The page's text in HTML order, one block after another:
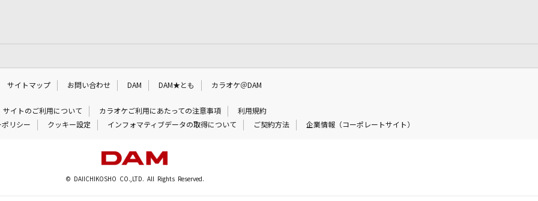
サイトマップ お問い合わせ DAM DAM★とも カラオケ＠DAM
サイトのご利用について カラオケご利用にあたっての注意事項
利用規約
リシー
クッキー設定 インフォマティブデータの取得について ご契約方法 企業情報（コーポレートサイト）
© DAIICHIKOSHO CO.,LTD. All Rights Reserved.